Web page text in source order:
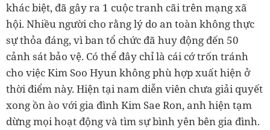
khác biệt, đã gây ra 1 cuộc tranh cãi trên mạng xã
hội. Nhiều người cho rằng lý do an toàn không thực
sự thỏa đáng, vì ban tổ chức đã huy động đến 50
cảnh sát bảo vệ. Có thể đây chỉ là cái cớ trốn tránh
cho việc Kim Soo Hyun không phù hợp xuất hiện ở
thời điểm này. Hiện tại nam diễn viên chưa giải quyết
xong ồn ào với gia đình Kim Sae Ron, anh hiện tạm
dừng mọi hoạt động và tìm sự bình yên bên gia đình.